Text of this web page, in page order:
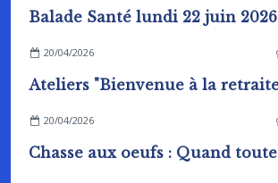
Balade Santé lundi 22 juin 2026
20/04/2026
20/04/2026